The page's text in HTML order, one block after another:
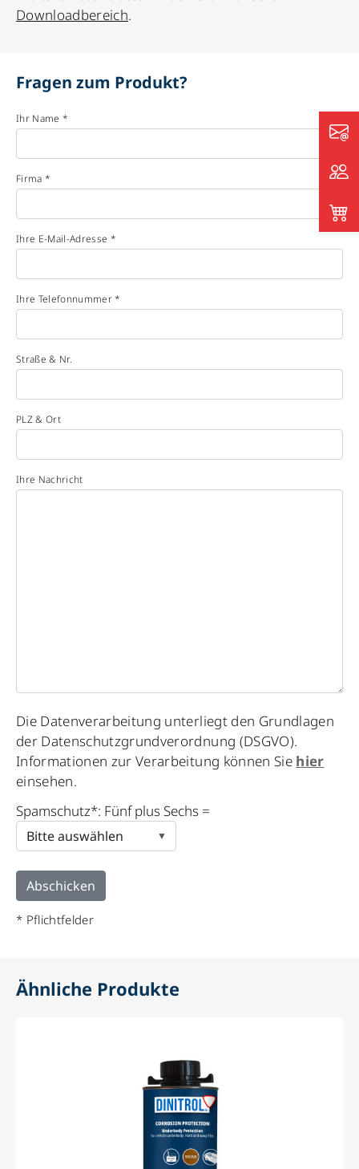
Downloadbereich.
Fragen zum Produkt?
Ihr Name *
Firma *
Ihre E-Mail-Adresse *
Ihre Telefonnummer *
Straße & Nr.
PLZ & Ort
Ihre Nachricht
Please
leave
this
field
empty.
Die Datenverarbeitung unterliegt den Grundlagen
der Datenschutzgrundverordnung (DSGVO).
Informationen zur Verarbeitung können Sie hier
einsehen.
Spamschutz*: Fünf plus Sechs =
* Pflichtfelder
Ähnliche Produkte